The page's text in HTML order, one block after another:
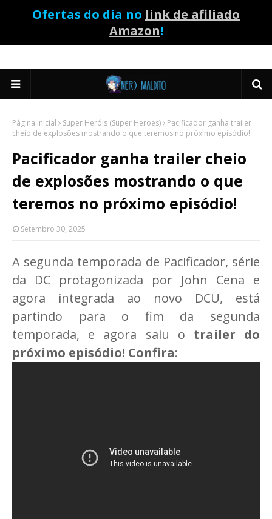
Ofertas do dia no link de afiliado
Amazon!
Página inicial Super Heróis (Super Heroes)
Pacificador ganha trailer
cheio de explosões mostrando o que teremos no próximo episódio!
Pacificador ganha trailer cheio
de explosões mostrando o que
teremos no próximo episódio!
Setembro 30, 2025
A segunda temporada de Pacificador, série
da DC protagonizada por John Cena e
agora integrada ao novo DCU, está
partindo para o fim da segunda
temporada, e agora saiu o trailer do
próximo episódio! Confira: